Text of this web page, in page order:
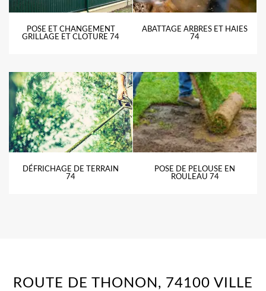
POSE ET CHANGEMENT
GRILLAGE ET CLOTURE 74
ABATTAGE ARBRES ET HAIES
74
DÉFRICHAGE DE TERRAIN
74
POSE DE PELOUSE EN
ROULEAU 74
ROUTE DE THONON, 74100 VILLE